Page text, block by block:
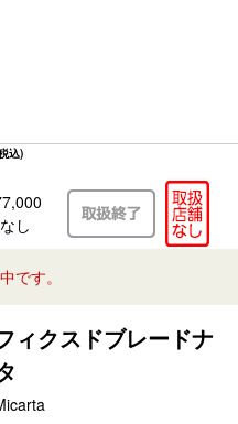
込)
し
です。
ィクスドブレードナ